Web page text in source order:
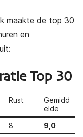
maakte de top 30
en
Top 30
Rust
Gemidd
elde
8
9,0